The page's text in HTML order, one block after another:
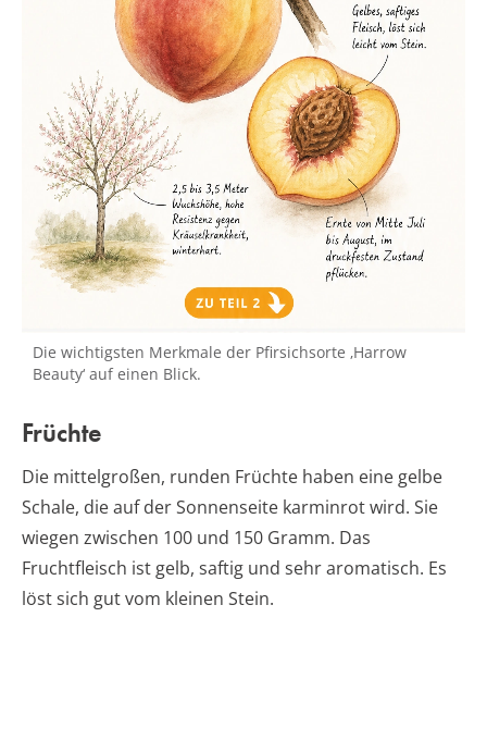
Die wichtigsten Merkmale der Pfirsichsorte ‚Harrow
Beauty‘ auf einen Blick.
Früchte
Die mittelgroßen, runden Früchte haben eine gelbe
Schale, die auf der Sonnenseite karminrot wird. Sie
wiegen zwischen 100 und 150 Gramm. Das
Fruchtfleisch ist gelb, saftig und sehr aromatisch. Es
löst sich gut vom kleinen Stein.